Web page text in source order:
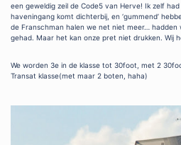
een geweldig zeil de Code5 van Herve! Ik zelf
haveningang komt dichterbij, en ‘gummend’
de Franschman halen we net niet meer… hadden
gehad. Maar het kan onze pret niet drukken. Wij
We worden 3e in de klasse tot 30foot, met 2
Transat klasse(met maar 2 boten, haha)